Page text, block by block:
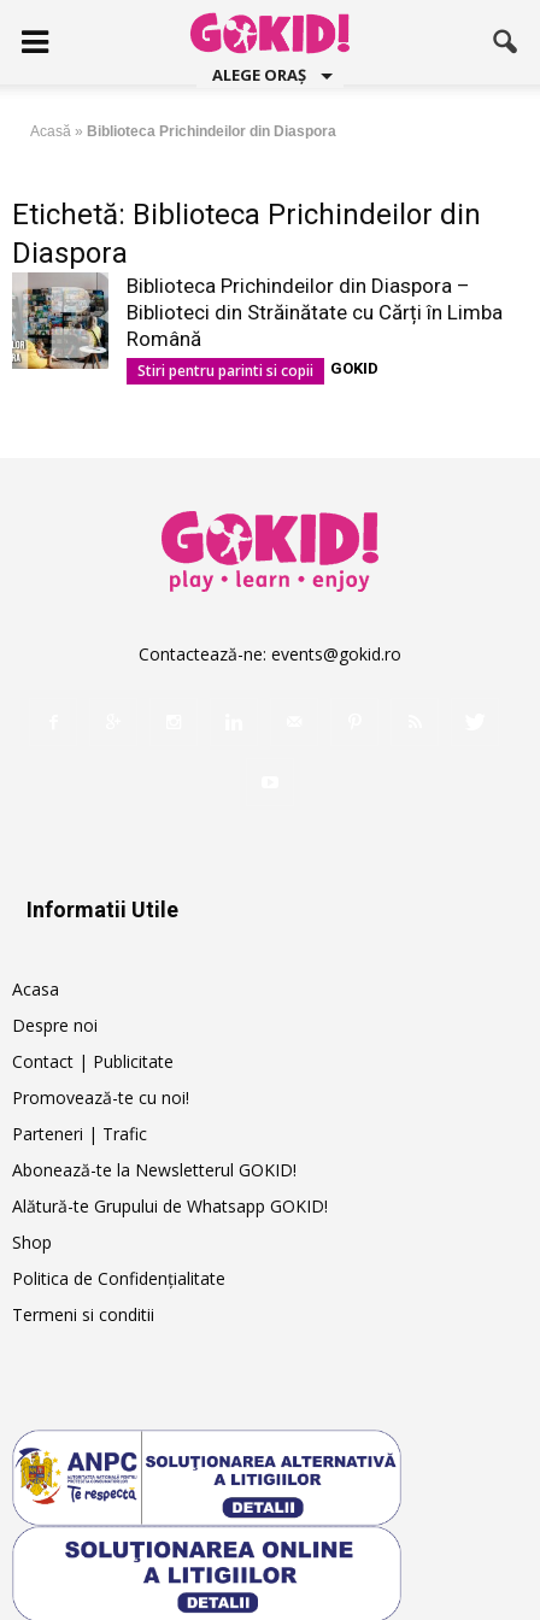
ALEGE ORAȘ
Acasă » Biblioteca Prichindeilor din Diaspora
Etichetă: Biblioteca Prichindeilor din
Diaspora
Biblioteca Prichindeilor din Diaspora –
Biblioteci din Străinătate cu Cărți în Limba
Română
Stiri pentru parinti si copii GOKID
Contactează-ne: events@gokid.ro
Informatii Utile
Acasa
Despre noi
Contact | Publicitate
Promovează-te cu noi!
Parteneri | Trafic
Abonează-te la Newsletterul GOKID!
Alătură-te Grupului de Whatsapp GOKID!
Shop
Politica de Confidențialitate
Termeni si conditii